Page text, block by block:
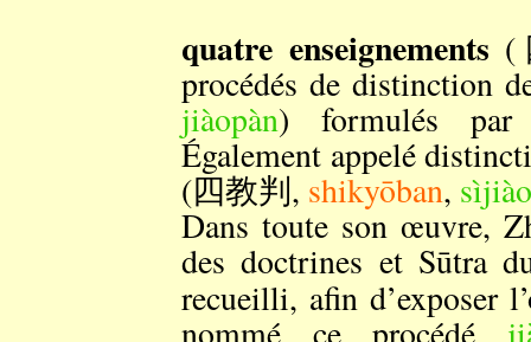
quatre enseignements (
procédés de distinction
jiàopàn) formulés
Également appelé
(四教判, shikyōban,
Dans toute son œuvre,
des doctrines et Sūtra
recueilli, afin d’exposer
nommé ce procédé